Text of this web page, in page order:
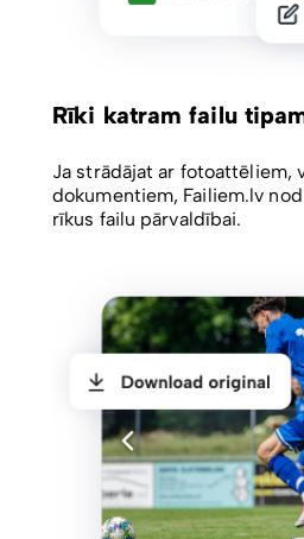
Rīki katram failu
Ja strādājat ar fotoattēliem,
dokumentiem, Failiem.lv
rīkus failu pārvaldībai.